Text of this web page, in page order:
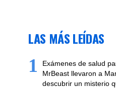
LAS MÁS LEÍDAS
1
Exámenes de salud
MrBeast llevaron a
descubrir un misterio